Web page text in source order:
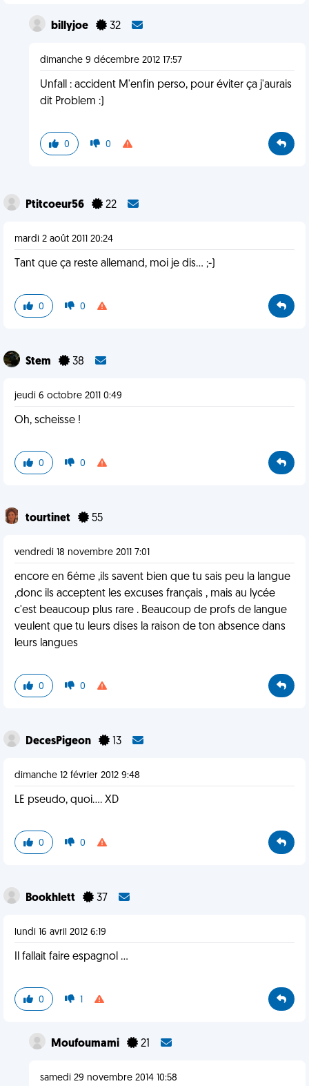
billyjoe 32
dimanche 9 décembre 2012 17:57
Unfall : accident M'enfin perso, pour éviter ça j'aurais
dit Problem :)
0 0
Ptitcoeur56 22
mardi 2 août 2011 20:24
Tant que ça reste allemand, moi je dis... ;-)
0 0
Stem 38
jeudi 6 octobre 2011 0:49
Oh, scheisse !
0 0
tourtinet 55
vendredi 18 novembre 2011 7:01
encore en 6éme ,ils savent bien que tu sais peu la langue
,donc ils acceptent les excuses français , mais au lycée
c'est beaucoup plus rare . Beaucoup de profs de langue
veulent que tu leurs dises la raison de ton absence dans
leurs langues
0 0
DecesPigeon 13
dimanche 12 février 2012 9:48
LE pseudo, quoi.... XD
0 0
Bookhlett 37
lundi 16 avril 2012 6:19
Il fallait faire espagnol ...
0 1
Moufoumami 21
samedi 29 novembre 2014 10:58